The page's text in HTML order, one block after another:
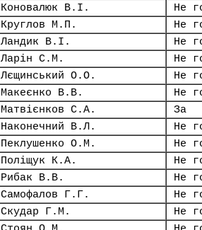
Коновалюк В.І.
Не
Круглов М.П.
Не
Ландик В.І.
Не
Ларін С.М.
Не
Лєщинський О.О.
Не
Макеєнко В.В.
Не
Матвієнков С.А.
За
Наконечний В.Л.
Не
Пеклушенко О.М.
Не
Поліщук К.А.
Не
Рибак В.В.
Не
Самофалов Г.Г.
Не
Скудар Г.М.
Не